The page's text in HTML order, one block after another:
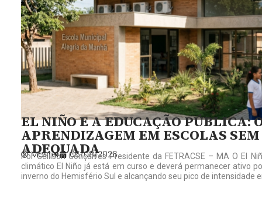
EL NIÑO E A EDUCAÇÃO PÚBLICA:
APRENDIZAGEM EM ESCOLAS
ADEQUADA
Master 05/08/2026
Por Gelilson Gonçalves Presidente da FETRACSE – MA O El
climático El Niño já está em curso e deverá permanecer ativo
inverno do Hemisfério Sul e alcançando seu pico de intensidade